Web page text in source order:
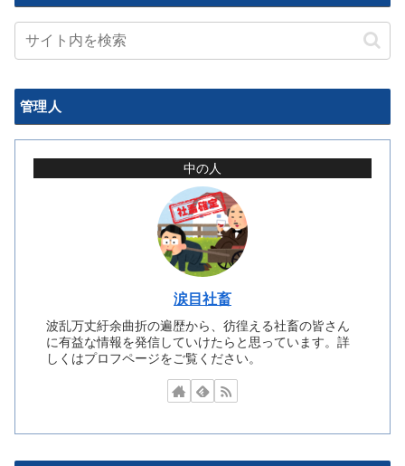
管理人
中の人
涙目社畜
波乱万丈紆余曲折の遍歴から、彷徨える社畜の皆さん
に有益な情報を発信していけたらと思っています。詳
しくはプロフページをご覧ください。